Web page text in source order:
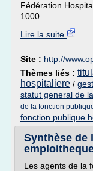
Fédération
1000...
Lire la suite
Site : http://
Thèmes liés :
hospitaliere /
statut general de
de la fonction
fonction publique
Synthèse de
Les agents de la